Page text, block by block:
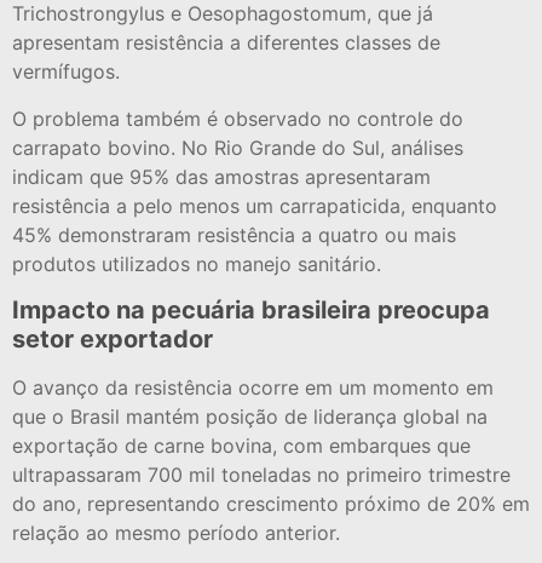
Trichostrongylus e Oesophagostomum, que já
apresentam resistência a diferentes classes de
vermífugos.
O problema também é observado no controle do
carrapato bovino. No Rio Grande do Sul, análises
indicam que 95% das amostras apresentaram
resistência a pelo menos um carrapaticida, enquanto
45% demonstraram resistência a quatro ou mais
produtos utilizados no manejo sanitário.
Impacto na pecuária brasileira preocupa
setor exportador
O avanço da resistência ocorre em um momento em
que o Brasil mantém posição de liderança global na
exportação de carne bovina, com embarques que
ultrapassaram 700 mil toneladas no primeiro trimestre
do ano, representando crescimento próximo de 20% em
relação ao mesmo período anterior.